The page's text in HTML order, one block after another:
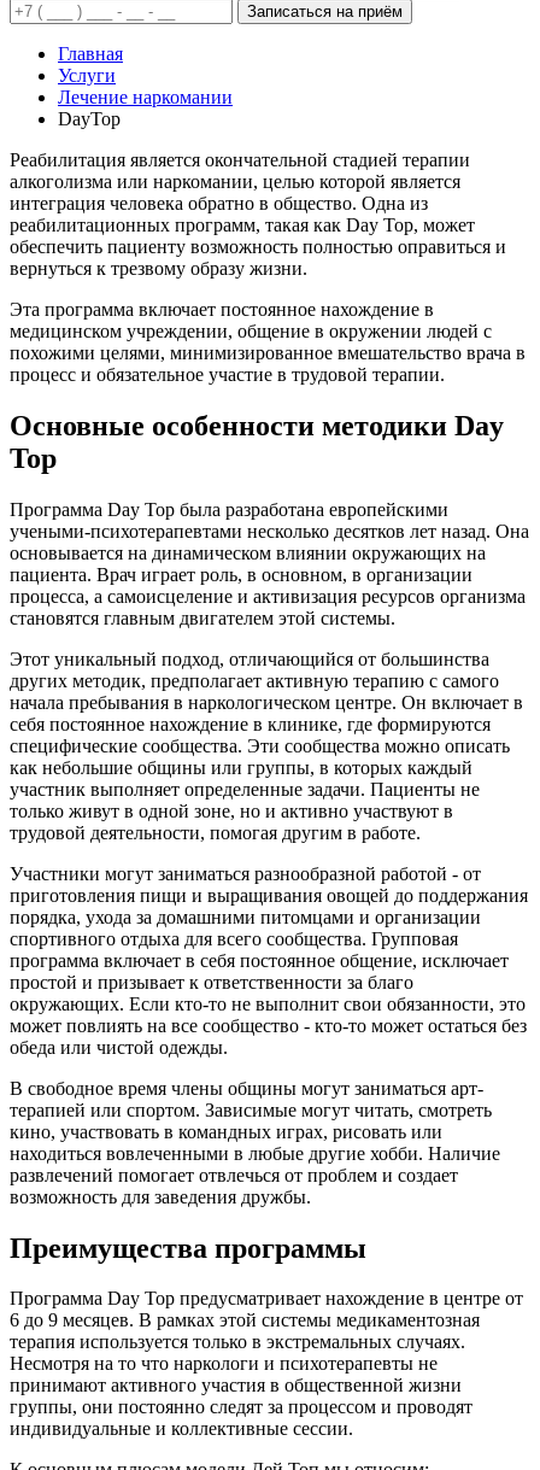
Записаться на приём
Главная
Услуги
Лечение наркомании
DayTop
Реабилитация является окончательной стадией терапии
алкоголизма или наркомании, целью которой является
интеграция человека обратно в общество. Одна из
реабилитационных программ, такая как Day Top, может
обеспечить пациенту возможность полностью оправиться и
вернуться к трезвому образу жизни.
Эта программа включает постоянное нахождение в
медицинском учреждении, общение в окружении людей с
похожими целями, минимизированное вмешательство врача в
процесс и обязательное участие в трудовой терапии.
Основные особенности методики Day
Top
Программа Day Top была разработана европейскими
учеными-психотерапевтами несколько десятков лет назад. Она
основывается на динамическом влиянии окружающих на
пациента. Врач играет роль, в основном, в организации
процесса, а самоисцеление и активизация ресурсов организма
становятся главным двигателем этой системы.
Этот уникальный подход, отличающийся от большинства
других методик, предполагает активную терапию с самого
начала пребывания в наркологическом центре. Он включает в
себя постоянное нахождение в клинике, где формируются
специфические сообщества. Эти сообщества можно описать
как небольшие общины или группы, в которых каждый
участник выполняет определенные задачи. Пациенты не
только живут в одной зоне, но и активно участвуют в
трудовой деятельности, помогая другим в работе.
Участники могут заниматься разнообразной работой - от
приготовления пищи и выращивания овощей до поддержания
порядка, ухода за домашними питомцами и организации
спортивного отдыха для всего сообщества. Групповая
программа включает в себя постоянное общение, исключает
простой и призывает к ответственности за благо
окружающих. Если кто-то не выполнит свои обязанности, это
может повлиять на все сообщество - кто-то может остаться без
обеда или чистой одежды.
В свободное время члены общины могут заниматься арт-
терапией или спортом. Зависимые могут читать, смотреть
кино, участвовать в командных играх, рисовать или
находиться вовлеченными в любые другие хобби. Наличие
развлечений помогает отвлечься от проблем и создает
возможность для заведения дружбы.
Преимущества программы
Программа Day Top предусматривает нахождение в центре от
6 до 9 месяцев. В рамках этой системы медикаментозная
терапия используется только в экстремальных случаях.
Несмотря на то что наркологи и психотерапевты не
принимают активного участия в общественной жизни
группы, они постоянно следят за процессом и проводят
индивидуальные и коллективные сессии.